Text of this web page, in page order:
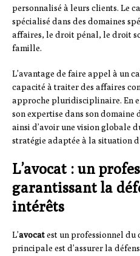
personnalisé à leurs clients. Le
spécialisé dans des domaines
affaires, le droit pénal, le droit
famille.
L’avantage de faire appel à un
capacité à traiter des affaires
approche pluridisciplinaire. En
son expertise dans son
ainsi d’avoir une vision globale
stratégie adaptée à la situation
L’avocat : un
garantissant la
intérêts
L’avocatest un professionnel
principale est d’assurer la